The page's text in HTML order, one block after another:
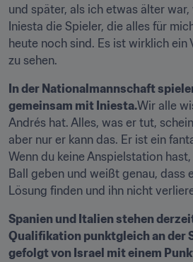
und später, als ich etwas älter war,
Iniesta die Spieler, die alles für
heute noch sind. Es ist wirklich ein
zu sehen.
In der Nationalmannschaft
gemeinsam mit Iniesta.Wir alle
Andrés hat. Alles, was er tut,
aber nur er kann das. Er ist ein
Wenn du keine Anspielstation
Ball geben und weißt genau, dass
Lösung finden und ihn nicht
Spanien und Italien stehen
Qualifikation punktgleich an der
gefolgt von Israel mit einem